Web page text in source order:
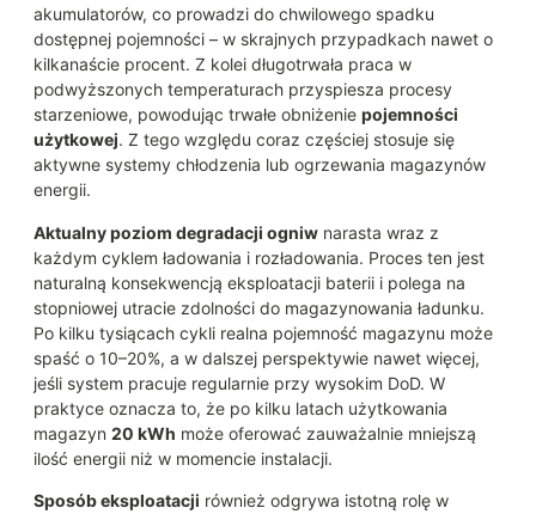
akumulatorów, co prowadzi do chwilowego spadku
dostępnej pojemności – w skrajnych przypadkach nawet o
kilkanaście procent. Z kolei długotrwała praca w
podwyższonych temperaturach przyspiesza procesy
starzeniowe, powodując trwałe obniżenie pojemności
użytkowej. Z tego względu coraz częściej stosuje się
aktywne systemy chłodzenia lub ogrzewania magazynów
energii.
Aktualny poziom degradacji ogniw narasta wraz z
każdym cyklem ładowania i rozładowania. Proces ten jest
naturalną konsekwencją eksploatacji baterii i polega na
stopniowej utracie zdolności do magazynowania ładunku.
Po kilku tysiącach cykli realna pojemność magazynu może
spaść o 10–20%, a w dalszej perspektywie nawet więcej,
jeśli system pracuje regularnie przy wysokim DoD. W
praktyce oznacza to, że po kilku latach użytkowania
magazyn 20 kWh może oferować zauważalnie mniejszą
ilość energii niż w momencie instalacji.
Sposób eksploatacji również odgrywa istotną rolę w